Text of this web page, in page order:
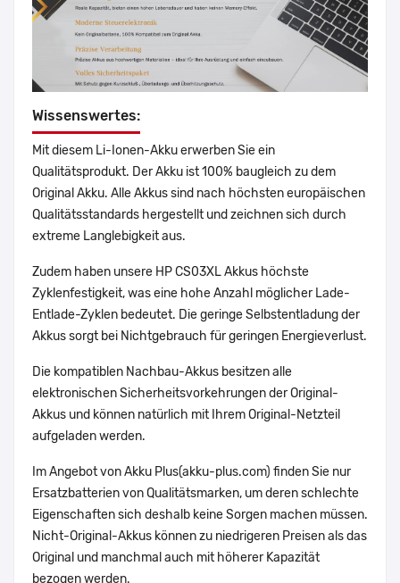
Wissenswertes:
Mit diesem Li-Ionen-Akku erwerben Sie ein
Qualitätsprodukt. Der Akku ist 100% baugleich zu dem
Original Akku. Alle Akkus sind nach höchsten europäischen
Qualitätsstandards hergestellt und zeichnen sich durch
extreme Langlebigkeit aus.
Zudem haben unsere HP CS03XL Akkus höchste
Zyklenfestigkeit, was eine hohe Anzahl möglicher Lade-
Entlade-Zyklen bedeutet. Die geringe Selbstentladung der
Akkus sorgt bei Nichtgebrauch für geringen Energieverlust.
Die kompatiblen Nachbau-Akkus besitzen alle
elektronischen Sicherheitsvorkehrungen der Original-
Akkus und können natürlich mit Ihrem Original-Netzteil
aufgeladen werden.
Im Angebot von Akku Plus(akku-plus.com) finden Sie nur
Ersatzbatterien von Qualitätsmarken, um deren schlechte
Eigenschaften sich deshalb keine Sorgen machen müssen.
Nicht-Original-Akkus können zu niedrigeren Preisen als das
Original und manchmal auch mit höherer Kapazität
bezogen werden.